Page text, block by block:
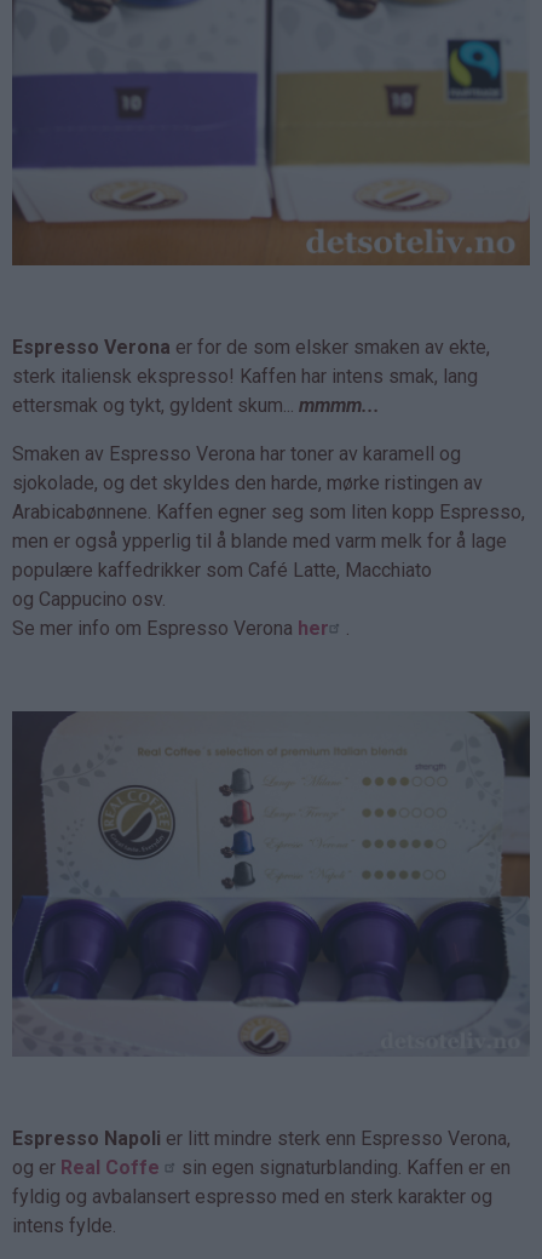
Espresso Verona er for de som elsker smaken av ekte,
sterk italiensk ekspresso! Kaffen har intens smak, lang
ettersmak og tykt, gyldent skum... mmmm...
Smaken av Espresso Verona har toner av karamell og
sjokolade, og det skyldes den harde, mørke ristingen av
Arabicabønnene. Kaffen egner seg som liten kopp Espresso,
men er også ypperlig til å blande med varm melk for å lage
populære kaffedrikker som Café Latte, Macchiato
og Cappucino osv.
Se mer info om Espresso Verona her .
Espresso Napoli er litt mindre sterk enn Espresso Verona,
og er Real Coffe
sin egen signaturblanding. Kaffen er en
fyldig og avbalansert espresso med en sterk karakter og
intens fylde.